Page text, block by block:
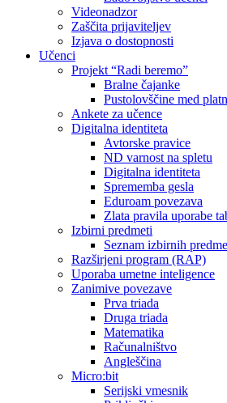
Videonadzor
Zaščita prijaviteljev
Izjava o dostopnosti
Učenci
Projekt “Radi beremo”
Bralne čajanke
Pustolovščine med
Ankete za učence
Digitalna identiteta
Avtorske pravice
ND varnost na spletu
Digitalna identiteta
Sprememba gesla
Eduroam povezava
Zlata pravila uporabe
Izbirni predmeti
Seznam izbirnih
Razširjeni program (RAP)
Uporaba umetne inteligence
Zanimive povezave
Prva triada
Druga triada
Matematika
Računalništvo
Angleščina
Micro:bit
Serijski vmesnik